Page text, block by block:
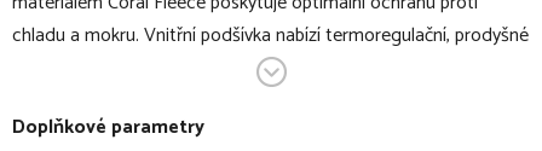
chladu a mokru. Vnitřní podšívka nabízí termoregulační, prodyšné
vlastnosti a má navíc ochranu proti nečistotám. Vaše dítě bude
plánujete výlet.
Doplňkové parametry